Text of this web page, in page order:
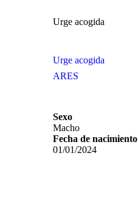
Urge acogida
Urge acogida
ARES
Sexo
Macho
Fecha de nacimiento
01/01/2024